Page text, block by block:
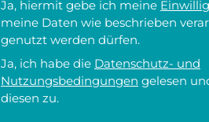
Ja, hiermit gebe ich meine
meine Daten wie beschrieben
genutzt werden dürfen.
Ja, ich habe die Datenschutz- und
Nutzungsbedingungen gelesen
diesen zu.